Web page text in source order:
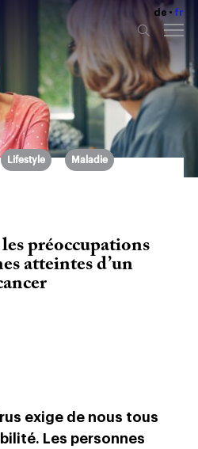
de fr
Lifestyle Maladie
préoccupations
atteintes d’un
exige de nous tous
Les personnes